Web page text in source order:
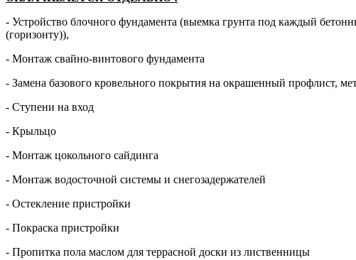
- Устройство блочного фундамента (выемка грунта под каждый
(горизонту)),
- Монтаж свайно-винтового фундамента
- Замена базового кровельного покрытия на окрашенный профлист,
- Ступени на вход
- Крыльцо
- Монтаж цокольного сайдинга
- Монтаж водосточной системы и снегозадержателей
- Остекление пристройки
- Покраска пристройки
- Пропитка пола маслом для террасной доски из лиственницы